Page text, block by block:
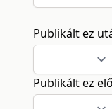
Publikált ez
Publikált ez